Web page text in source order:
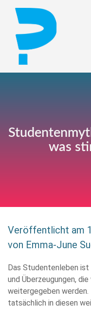
was
Veröffentlicht am
von Emma-June
Das Studentenleben
und Überzeugungen,
weitergegeben
tatsächlich in diesen